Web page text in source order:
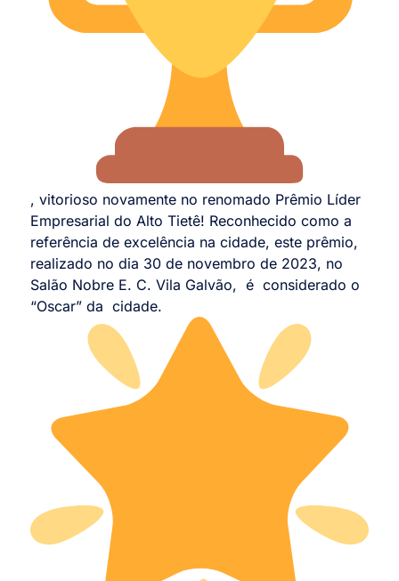
, vitorioso novamente no renomado Prêmio Líder
Empresarial do Alto Tietê! Reconhecido como a
referência de excelência na cidade, este prêmio,
realizado no dia 30 de novembro de 2023, no
Salão Nobre E. C. Vila Galvão, é considerado o
“Oscar” da cidade.